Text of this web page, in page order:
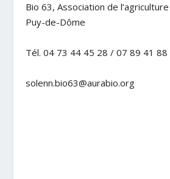
Bio 63, Association de
Puy-de-Dôme
Tél. 04 73 44 45 28 / 07 89 41 88
solenn.bio63@aurabio.org